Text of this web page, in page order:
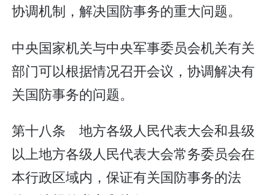
协调机制，解决国防事务的重大问题。
中央国家机关与中央军事委员会机关有关
部门可以根据情况召开会议，协调解决有
关国防事务的问题。
第十八条 地方各级人民代表大会和县级
以上地方各级人民代表大会常务委员会在
本行政区域内，保证有关国防事务的法